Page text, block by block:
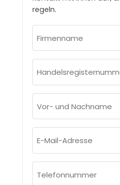
regeln.
(erforderlich)
(erforderlich)
und
(erforderlich)
Mail-
(erforderlich)
(erforderlich)